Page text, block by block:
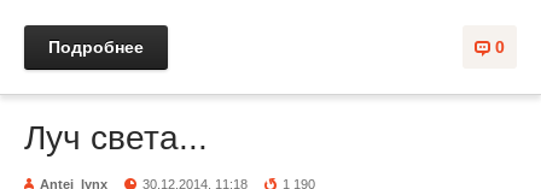
0
Подробнее
Луч света...
Antei_lynx 30.12.2014, 11:18 1 190